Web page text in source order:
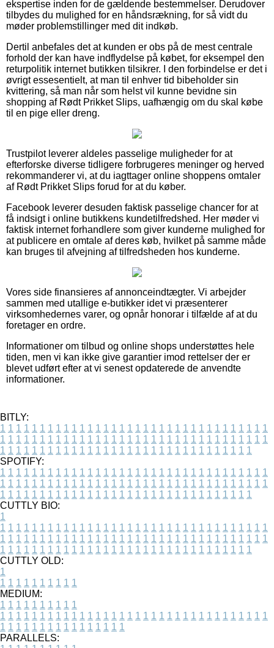
ekspertise inden for de gældende bestemmelser. Derudover
tilbydes du mulighed for en håndsrækning, for så vidt du
møder problemstillinger med dit indkøb.
Dertil anbefales det at kunden er obs på de mest centrale
forhold der kan have indflydelse på købet, for eksempel den
returpolitik internet butikken tilsikrer. I den forbindelse er det i
øvrigt essesentielt, at man til enhver tid bibeholder sin
kvittering, så man når som helst vil kunne bevidne sin
shopping af Rødt Prikket Slips, uafhængig om du skal købe
til en pige eller dreng.
Trustpilot leverer aldeles passelige muligheder for at
efterforske diverse tidligere forbrugeres meninger og herved
rekommanderer vi, at du iagttager online shoppens omtaler
af Rødt Prikket Slips forud for at du køber.
Facebook leverer desuden faktisk passelige chancer for at
få indsigt i online butikkens kundetilfredshed. Her møder vi
faktisk internet forhandlere som giver kunderne mulighed for
at publicere en omtale af deres køb, hvilket på samme måde
kan bruges til afvejning af tilfredsheden hos kunderne.
Vores side finansieres af annonceindtægter. Vi arbejder
sammen med utallige e-butikker idet vi præsenterer
virksomhedernes varer, og opnår honorar i tilfælde af at du
foretager en ordre.
Informationer om tilbud og online shops understøttes hele
tiden, men vi kan ikke give garantier imod rettelser der er
blevet udført efter at vi senest opdaterede de anvendte
informationer.
BITLY:
1 1 1 1 1 1 1 1 1 1 1 1 1 1 1 1 1 1 1 1 1 1 1 1 1 1 1 1 1 1 1 1 1 1
1 1 1 1 1 1 1 1 1 1 1 1 1 1 1 1 1 1 1 1 1 1 1 1 1 1 1 1 1 1 1 1 1 1
1 1 1 1 1 1 1 1 1 1 1 1 1 1 1 1 1 1 1 1 1 1 1 1 1 1 1 1 1 1 1 1
SPOTIFY:
1 1 1 1 1 1 1 1 1 1 1 1 1 1 1 1 1 1 1 1 1 1 1 1 1 1 1 1 1 1 1 1 1 1
1 1 1 1 1 1 1 1 1 1 1 1 1 1 1 1 1 1 1 1 1 1 1 1 1 1 1 1 1 1 1 1 1 1
1 1 1 1 1 1 1 1 1 1 1 1 1 1 1 1 1 1 1 1 1 1 1 1 1 1 1 1 1 1 1 1
CUTTLY BIO:
1
1 1 1 1 1 1 1 1 1 1 1 1 1 1 1 1 1 1 1 1 1 1 1 1 1 1 1 1 1 1 1 1 1 1
1 1 1 1 1 1 1 1 1 1 1 1 1 1 1 1 1 1 1 1 1 1 1 1 1 1 1 1 1 1 1 1 1 1
1 1 1 1 1 1 1 1 1 1 1 1 1 1 1 1 1 1 1 1 1 1 1 1 1 1 1 1 1 1 1 1
CUTTLY OLD:
1
1 1 1 1 1 1 1 1 1 1
MEDIUM:
1 1 1 1 1 1 1 1 1 1
1 1 1 1 1 1 1 1 1 1 1 1 1 1 1 1 1 1 1 1 1 1 1 1 1 1 1 1 1 1 1 1 1 1
1 1 1 1 1 1 1 1 1 1 1 1 1 1 1 1
PARALLELS: